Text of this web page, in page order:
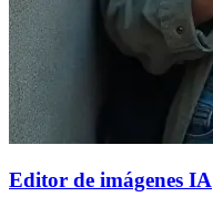
Editor de imágenes IA